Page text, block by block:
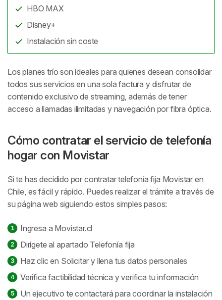
HBO MAX
Disney+
Instalación sin coste
Los planes trío son ideales para quienes desean consolidar
todos sus servicios en una sola factura y disfrutar de
contenido exclusivo de streaming, además de tener
acceso a llamadas ilimitadas y navegación por fibra óptica.
Cómo contratar el servicio de telefonía
hogar con Movistar
Si te has decidido por contratar telefonía fija Movistar en
Chile, es fácil y rápido. Puedes realizar el trámite a través de
su página web siguiendo estos simples pasos:
Ingresa a Movistar.cl
Dirígete al apartado Telefonía fija
Haz clic en Solicitar y llena tus datos personales
Verifica factibilidad técnica y verifica tu información
Un ejecutivo te contactará para coordinar la instalación